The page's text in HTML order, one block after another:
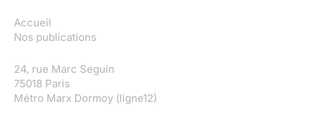
Accueil
Nos publications
24, rue Marc Seguin
75018 Paris
Métro Marx Dormoy (ligne12)